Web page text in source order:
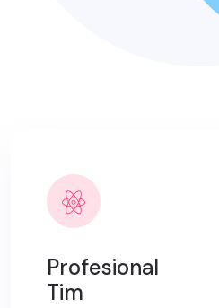
Profesional
Tim